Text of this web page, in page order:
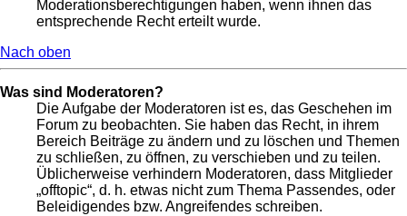
Moderationsberechtigungen haben, wenn ihnen das
entsprechende Recht erteilt wurde.
Nach oben
Was sind Moderatoren?
Die Aufgabe der Moderatoren ist es, das Geschehen im
Forum zu beobachten. Sie haben das Recht, in ihrem
Bereich Beiträge zu ändern und zu löschen und Themen
zu schließen, zu öffnen, zu verschieben und zu teilen.
Üblicherweise verhindern Moderatoren, dass Mitglieder
„offtopic“, d. h. etwas nicht zum Thema Passendes, oder
Beleidigendes bzw. Angreifendes schreiben.